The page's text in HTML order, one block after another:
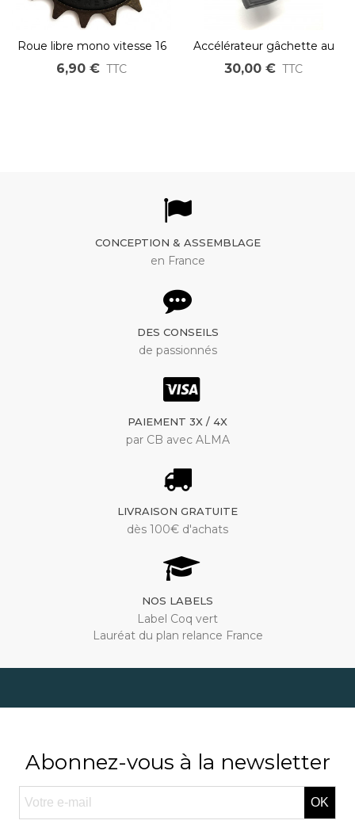
Roue libre mono vitesse 16
dents
6,90 € TTC
Accélérateur gâchette au
pouce mixte avec jauge
pour vélo électrique
30,00 € TTC
CONCEPTION & ASSEMBLAGE
en France
DES CONSEILS
de passionnés
PAIEMENT 3X / 4X
par CB avec ALMA
LIVRAISON GRATUITE
dès 100€ d'achats
NOS LABELS
Label Coq vert
Lauréat du plan relance France
Abonnez-vous à la newsletter
OK